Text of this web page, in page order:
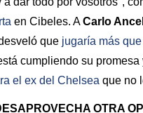
en Cibeles. ACarlo
que jugaría más
cumpliendo su
el ex del Chelsea que no
OTRA